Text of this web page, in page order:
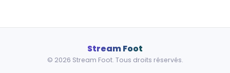
Stream Foot
© 2026 Stream Foot. Tous droits réservés.